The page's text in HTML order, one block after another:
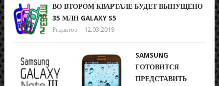
ВО ВТОРОМ КВАРТАЛЕ БУДЕТ ВЫПУЩЕНО
35 МЛН GALAXY S5
Редактор 12.03.2019
SAMSUNG
ГОТОВИТСЯ
ПРЕДСТАВИТЬ